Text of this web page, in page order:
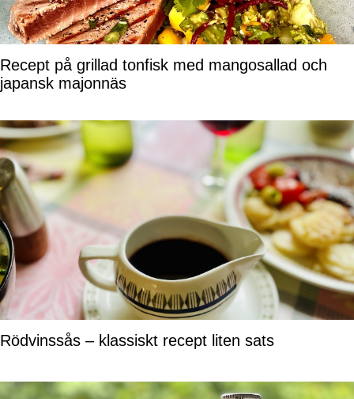
Recept på grillad tonfisk med mangosallad och
japansk majonnäs
Rödvinssås – klassiskt recept liten sats